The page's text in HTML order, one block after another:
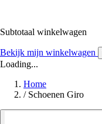
Subtotaal winkelwagen
Bekijk mijn winkelwagen
Loading...
Home
/ Schoenen Giro